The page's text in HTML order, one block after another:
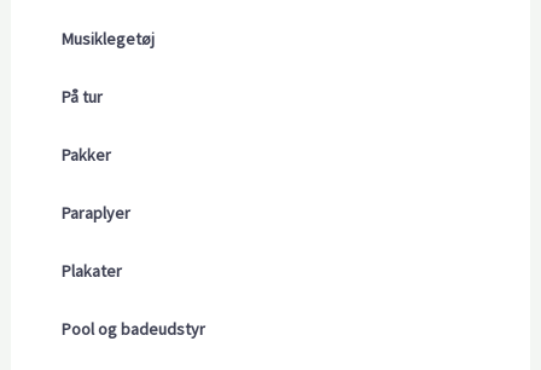
Musiklegetøj
På tur
Pakker
Paraplyer
Plakater
Pool og badeudstyr